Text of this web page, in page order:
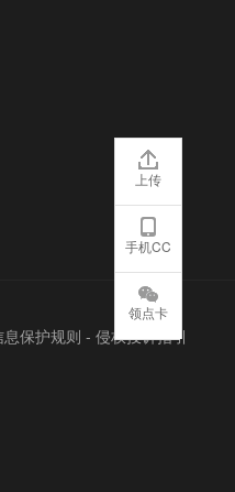
保护规则 - 侵权投诉指引
上传
手机CC
领点卡